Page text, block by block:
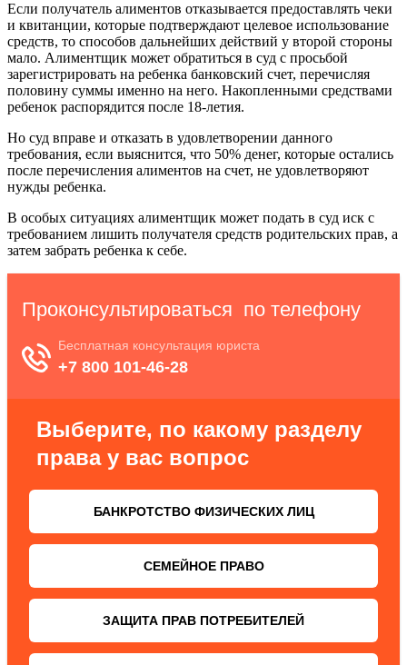
Если получатель алиментов отказывается предоставлять чеки
и квитанции, которые подтверждают целевое использование
средств, то способов дальнейших действий у второй стороны
мало. Алиментщик может обратиться в суд с просьбой
зарегистрировать на ребенка банковский счет, перечисляя
половину суммы именно на него. Накопленными средствами
ребенок распорядится после 18-летия.
Но суд вправе и отказать в удовлетворении данного
требования, если выяснится, что 50% денег, которые остались
после перечисления алиментов на счет, не удовлетворяют
нужды ребенка.
В особых ситуациях алиментщик может подать в суд иск с
требованием лишить получателя средств родительских прав, а
затем забрать ребенка к себе.